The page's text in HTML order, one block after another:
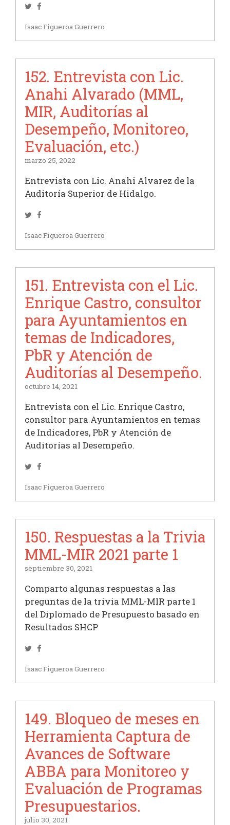
Twitter
Isaac Figueroa Guerrero
152. Entrevista con Lic.
Anahi Alvarado (MML,
MIR, Auditorías al
Desempeño, Monitoreo,
Evaluación, etc.)
marzo 25, 2022
Entrevista con Lic. Anahi Alvarez de la
Auditoría Superior de Hidalgo.
Twitter
Isaac Figueroa Guerrero
151. Entrevista con el Lic.
Enrique Castro, consultor
para Ayuntamientos en
temas de Indicadores,
PbR y Atención de
Auditorías al Desempeño.
octubre 14, 2021
Entrevista con el Lic. Enrique Castro,
consultor para Ayuntamientos en temas
de Indicadores, PbR y Atención de
Auditorías al Desempeño.
Twitter
Isaac Figueroa Guerrero
150. Respuestas a la Trivia
MML-MIR 2021 parte 1
septiembre 30, 2021
Comparto algunas respuestas a las
preguntas de la trivia MML-MIR parte 1
del Diplomado de Presupuesto basado en
Resultados SHCP
Twitter
Isaac Figueroa Guerrero
149. Bloqueo de meses en
Herramienta Captura de
Avances de Software
ABBA para Monitoreo y
Evaluación de Programas
Presupuestarios.
julio 30, 2021